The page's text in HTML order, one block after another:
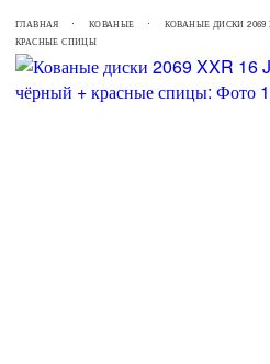
ГЛАВНАЯ КОВАНЫЕ
КОВАНЫЕ ДИСКИ 2069
КРАСНЫЕ СПИЦЫ